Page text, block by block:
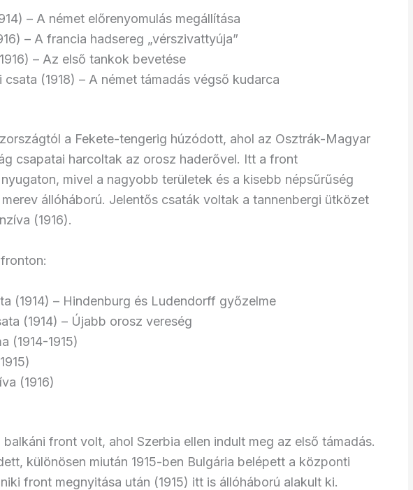
– A német előrenyomulás megállítása
– A francia hadsereg „vérszivattyúja”
– Az első tankok bevetése
(1918) – A német támadás végső kudarca
a Fekete-tengerig húzódott, ahol az Osztrák-Magyar
csapatai harcoltak az orosz haderővel. Itt a front
mivel a nagyobb területek és a kisebb népsűrűség
állóháború. Jelentős csaták voltak a tannenbergi ütközet
(1916).
(1914) – Hindenburg és Ludendorff győzelme
(1914) – Újabb orosz vereség
(1914-1915)
(1916)
front volt, ahol Szerbia ellen indult meg az első támadás.
különösen miután 1915-ben Bulgária belépett a központi
front megnyitása után (1915) itt is állóháború alakult ki.